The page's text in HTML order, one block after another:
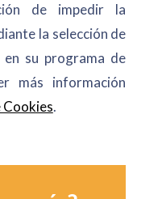
de impedir la
la selección de
en su programa de
más información
Cookies.